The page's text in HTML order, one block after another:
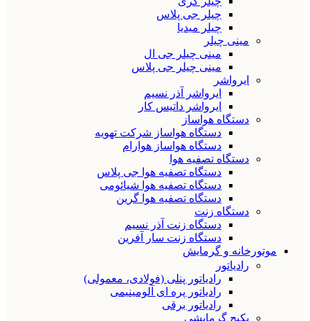
چیلر جی پلاس
چیلر میدیا
مینی چیلر
مینی چیلر جی ال
مینی چیلر جی پلاس
ایرواشر
ایرواشر آذر نسیم
ایرواشر داتیس کار
دستگاه هواساز
دستگاه هواساز شرکت تهویه
دستگاه هواساز هوارام
دستگاه تصفیه هوا
دستگاه تصفیه هوا جی پلاس
دستگاه تصفیه هوا شیائومی
دستگاه تصفیه هوا گرین
دستگاه زنت
دستگاه زنت آذر نسیم
دستگاه زنت سار آفرین
موتورخانه و گرمایش
رادیاتور
رادیاتور پنلی (فولادی، معمولی)
رادیاتور پره ای آلومینیمی
رادیاتور برقی
پکیج گرمایشی